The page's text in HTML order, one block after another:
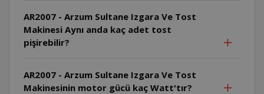
AR2007 - Arzum Sultane Izgara Ve Tost
Makinesi Aynı anda kaç adet tost
pişirebilir?
AR2007 - Arzum Sultane Izgara Ve Tost
Makinesinin motor gücü kaç Watt'tır?